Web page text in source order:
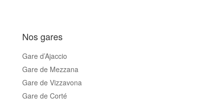
Nos gares
Gare d’Ajaccio
Gare de Mezzana
Gare de Vizzavona
Gare de Corté